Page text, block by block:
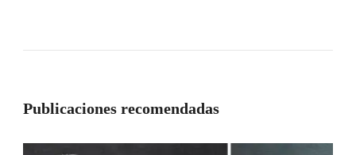
Publicaciones recomendadas